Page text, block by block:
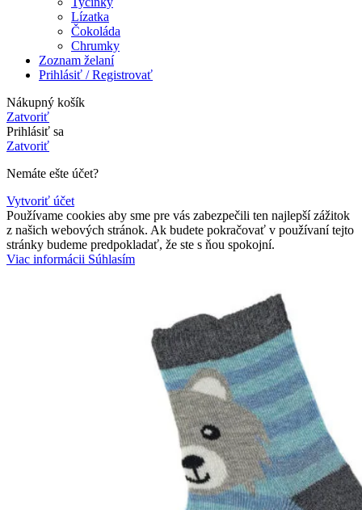
Lízatka
Čokoláda
Chrumky
Zoznam želaní
Prihlásiť / Registrovať
Nákupný košík
Zatvoriť
Prihlásiť sa
Zatvoriť
Nemáte ešte účet?
Vytvoriť účet
Používame cookies aby sme pre vás zabezpečili ten najlepší zážitok
z našich webových stránok. Ak budete pokračovať v používaní tejto
stránky budeme predpokladať, že ste s ňou spokojní.
Viac informácii Viac
Súhlasím